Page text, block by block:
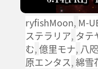
ryfishMoon, M-
ステラリア, タテ
む,億里モナ, 八
原エンタス,綿雪